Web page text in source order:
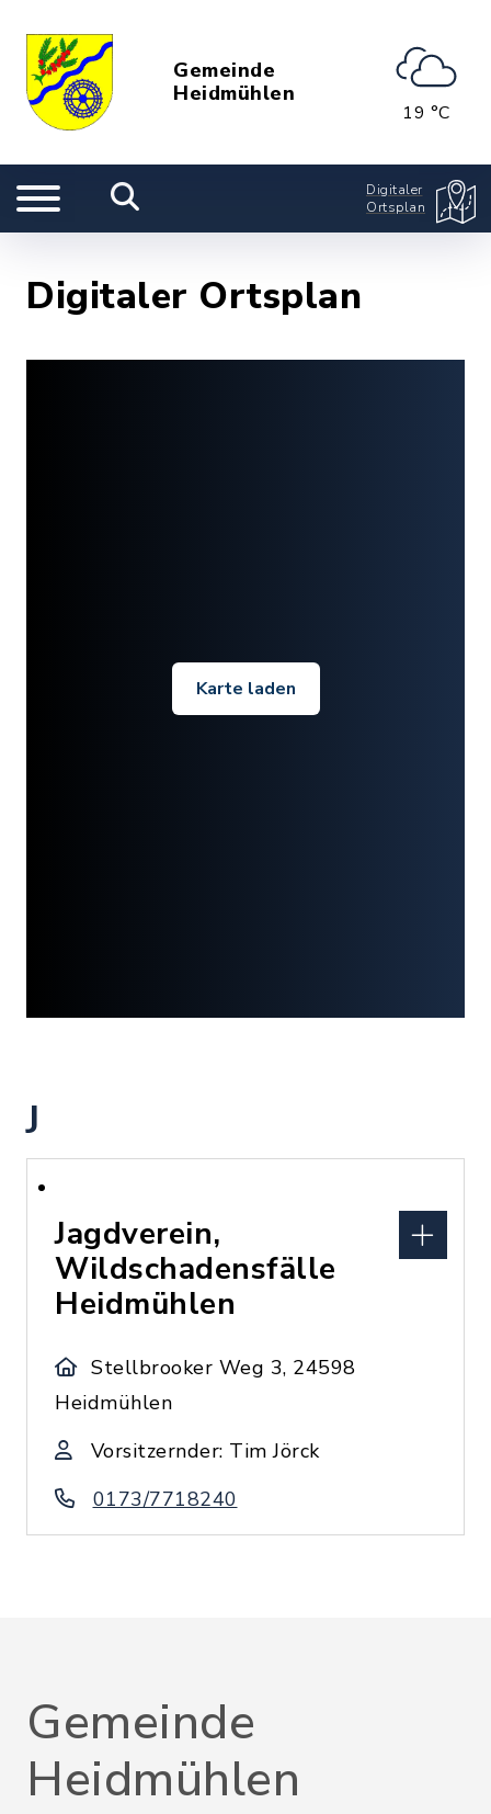
Gemeinde
Heidmühlen
19 °C
Digitaler
Ortsplan
Digitaler Ortsplan
Karte laden
J
Jagdverein,
Wildschadensfälle
Heidmühlen
Stellbrooker Weg 3, 24598
Heidmühlen
Vorsitzernder: Tim Jörck
0173/7718240
Gemeinde
Heidmühlen